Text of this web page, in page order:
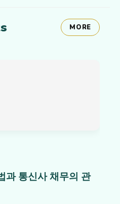
MORE
과 통신사 채무의 관